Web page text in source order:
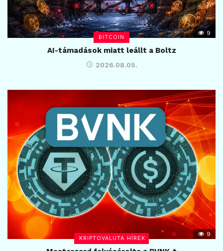
BITCOIN
9
AI-támadások miatt leállt a Boltz
2026.08.05.
KRIPTOVALUTA HÍREK
9